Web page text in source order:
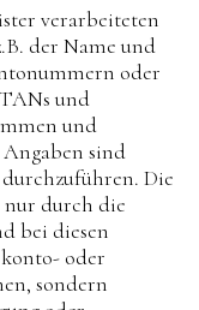
verarbeiteten
der Name und
oder
und
und
sind
Die
nur durch die
bei diesen
oder
sondern